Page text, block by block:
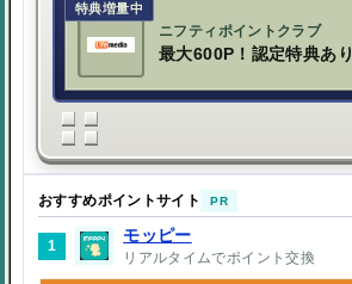
特典増量中
ニフティポイントクラブ
最大600P！認定特典あり
おすすめポイントサイト PR
1
モッピー
リアルタイムでポイント交換